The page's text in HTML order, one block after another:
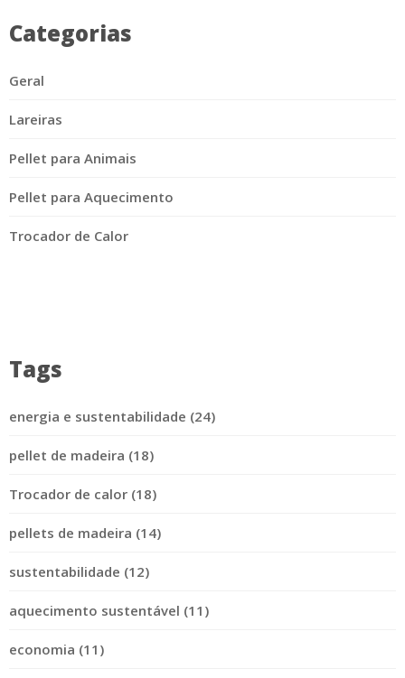
Categorias
Geral
Lareiras
Pellet para Animais
Pellet para Aquecimento
Trocador de Calor
Tags
energia e sustentabilidade (24)
pellet de madeira (18)
Trocador de calor (18)
pellets de madeira (14)
sustentabilidade (12)
aquecimento sustentável (11)
economia (11)